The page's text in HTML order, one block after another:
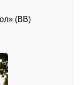
(BB)